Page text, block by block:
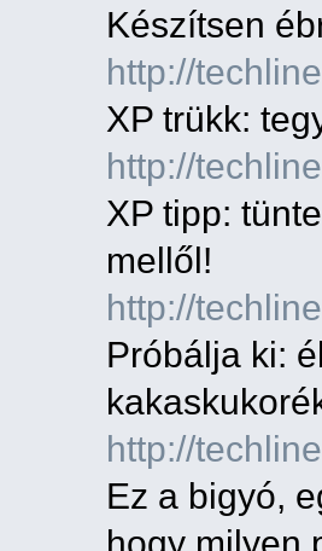
Készítsen
http://
XP trükk:
http://
XP tipp:
mellől!
http://
Próbálja ki:
http://
Ez a bigyó,